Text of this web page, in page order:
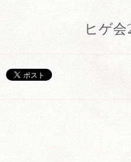
ヒゲ